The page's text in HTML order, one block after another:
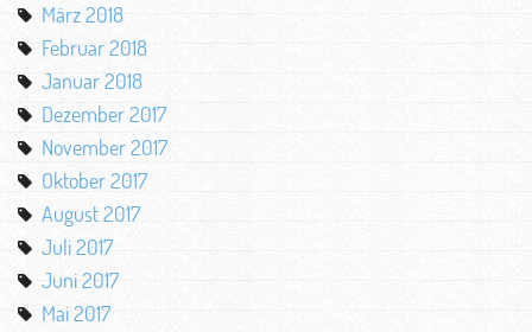
März 2018
Februar 2018
Januar 2018
Dezember 2017
November 2017
Oktober 2017
August 2017
Juli 2017
Juni 2017
Mai 2017